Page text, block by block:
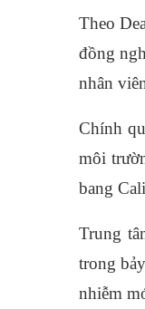
Theo
đồng
nhân
Chính
môi
bang
Trung
trong
nhiễm